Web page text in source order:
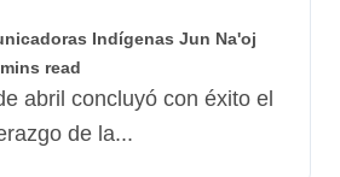
sus
Indígenas Jun Na'oj
read
de la...